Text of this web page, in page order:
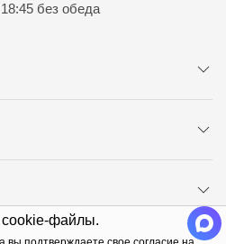
cookie-файлы.
без обеда